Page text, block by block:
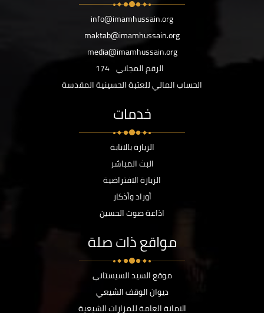
info@imamhussain.org
maktab@imamhussain.org
media@imamhussain.org
الرقم المجاني 174
الحساب المالي للعتبة الحسينية المقدسة
خدمات
الزيارة بالانابة
البث المباشر
الزيارة الافتراضية
أوراد وأذكار
اذاعة صوت الحسين
مواقع ذات صلة
موقع السيد السيستاني
ديوان الوقف الشيعي
الامانة العامة للمزارات الشيعية